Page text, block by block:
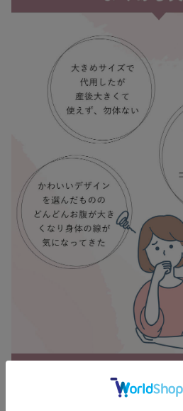
お買い物を続ける
RELATED
関連商品
1